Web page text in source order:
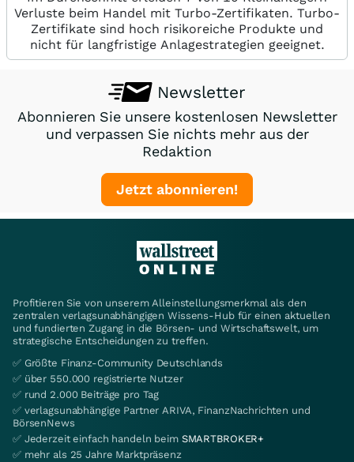
Verluste beim Handel mit Turbo-Zertifikaten. Turbo-
Zertifikate sind hoch risikoreiche Produkte und
nicht für langfristige Anlagestrategien geeignet.
Newsletter
Abonnieren Sie unsere kostenlosen Newsletter
und verpassen Sie nichts mehr aus der
Redaktion
Jetzt abonnieren!
Profitieren Sie von unserem Alleinstellungsmerkmal als den
zentralen verlagsunabhängigen Wissens-Hub für einen aktuellen
und fundierten Zugang in die Börsen- und Wirtschaftswelt, um
strategische Entscheidungen zu treffen.
✅ Größte Finanz-Community Deutschlands
✅ über 550.000 registrierte Nutzer
✅ rund 2.000 Beiträge pro Tag
✅ verlagsunabhängige Partner ARIVA, FinanzNachrichten und
BörsenNews
✅ Jederzeit einfach handeln beim SMARTBROKER+
✅ mehr als 25 Jahre Marktpräsenz